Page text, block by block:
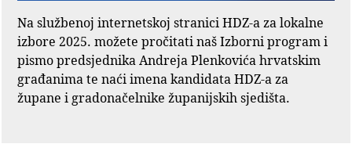
Na službenoj internetskoj stranici HDZ-a za lokalne
izbore 2025. možete pročitati naš Izborni program i
pismo predsjednika Andreja Plenkovića hrvatskim
građanima te naći imena kandidata HDZ-a za
župane i gradonačelnike županijskih sjedišta.